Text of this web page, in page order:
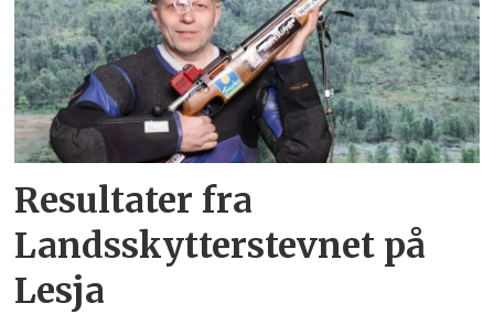
Resultater fra
Landsskytterstevnet på
Lesja